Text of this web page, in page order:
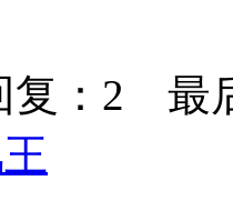
：2 最